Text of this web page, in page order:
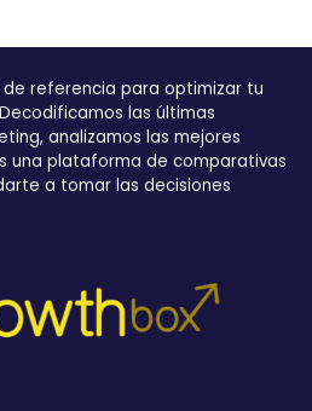
de referencia para optimizar tu
las últimas
analizamos las mejores
una plataforma de comparativas
a tomar las decisiones